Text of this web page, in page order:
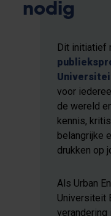
nodig
Dit initiatief
voor
de wereld
kennis,
belangrijke
drukken op
Als Urban
Universiteit